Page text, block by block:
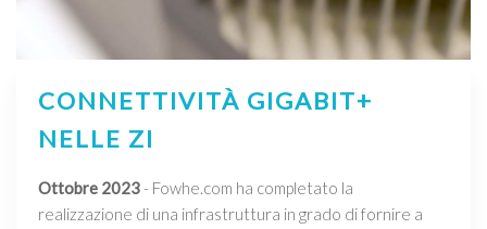
CONNETTIVITÀ GIGABIT+
NELLE ZI
Ottobre 2023- Fowhe.com ha completato la
realizzazione di una infrastruttura in grado di fornire a